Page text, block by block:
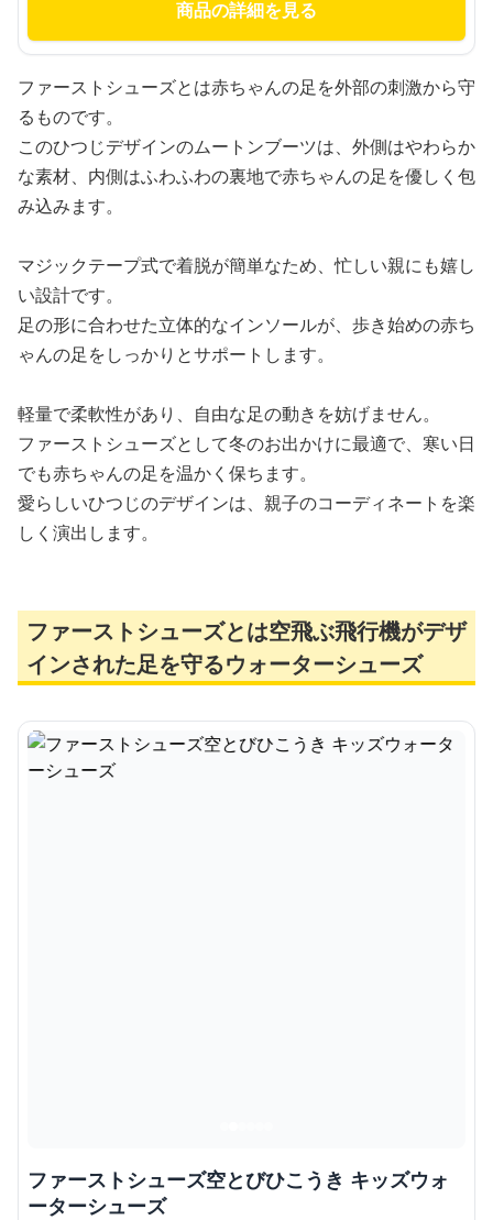
商品の詳細を見る
ファーストシューズとは赤ちゃんの足を外部の刺激から守
るものです。
このひつじデザインのムートンブーツは、外側はやわらか
な素材、内側はふわふわの裏地で赤ちゃんの足を優しく包
み込みます。
マジックテープ式で着脱が簡単なため、忙しい親にも嬉し
い設計です。
足の形に合わせた立体的なインソールが、歩き始めの赤ち
ゃんの足をしっかりとサポートします。
軽量で柔軟性があり、自由な足の動きを妨げません。
ファーストシューズとして冬のお出かけに最適で、寒い日
でも赤ちゃんの足を温かく保ちます。
愛らしいひつじのデザインは、親子のコーディネートを楽
しく演出します。
ファーストシューズとは空飛ぶ飛行機がデザ
インされた足を守るウォーターシューズ
ファーストシューズ空とびひこうき キッズウォ
ーターシューズ